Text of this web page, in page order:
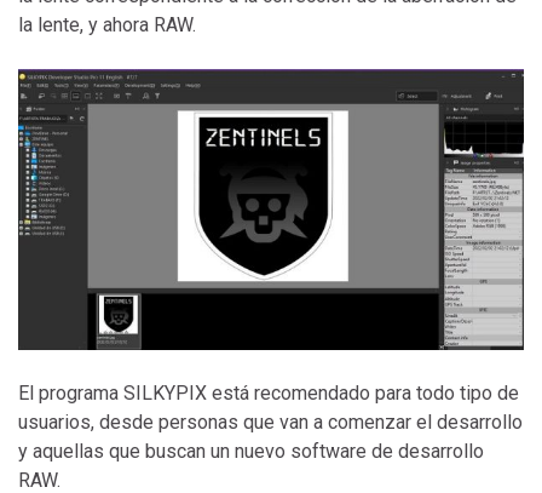
la lente, y ahora RAW.
El programa SILKYPIX está recomendado para todo tipo de
usuarios, desde personas que van a comenzar el desarrollo
y aquellas que buscan un nuevo software de desarrollo
RAW.